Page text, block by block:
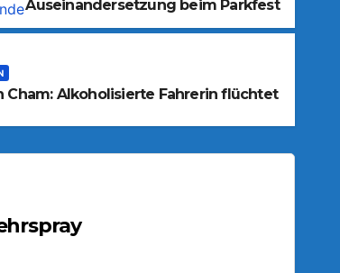
Auseinandersetzung beim Parkfest
Cham: Alkoholisierte Fahrerin flüchtet